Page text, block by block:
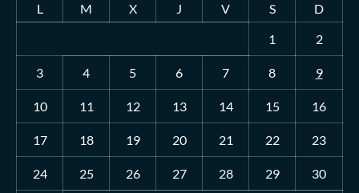
L
M X J V S
D
1
2
3 4 5 6 7 8 9
10 11 12 13 14 15 16
17 18 19 20 21 22 23
24 25 26 27 28 29 30